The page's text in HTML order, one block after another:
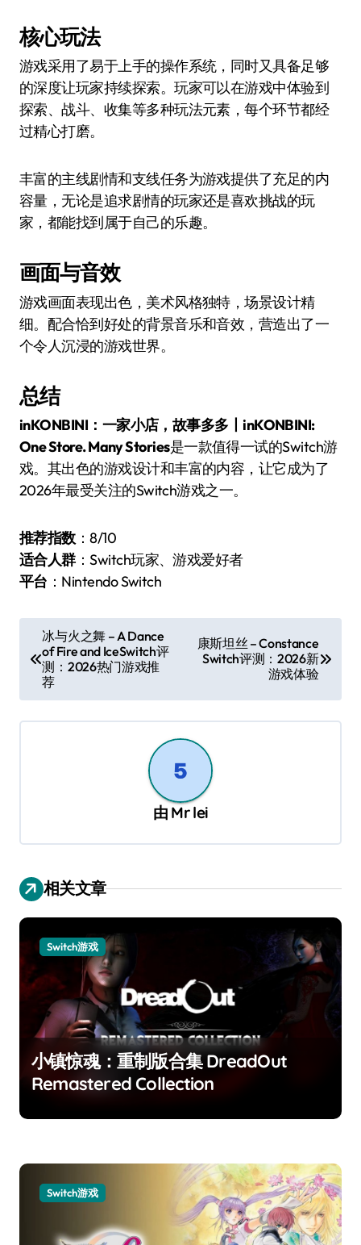
核心玩法
游戏采用了易于上手的操作系统，同时又具备足够
的深度让玩家持续探索。玩家可以在游戏中体验到
探索、战斗、收集等多种玩法元素，每个环节都经
过精心打磨。
丰富的主线剧情和支线任务为游戏提供了充足的内
容量，无论是追求剧情的玩家还是喜欢挑战的玩
家，都能找到属于自己的乐趣。
画面与音效
游戏画面表现出色，美术风格独特，场景设计精
细。配合恰到好处的背景音乐和音效，营造出了一
个令人沉浸的游戏世界。
总结
inKONBINI：一家小店，故事多多丨inKONBINI:
One Store. Many Stories是一款值得一试的Switch游
戏。其出色的游戏设计和丰富的内容，让它成为了
2026年最受关注的Switch游戏之一。
推荐指数：8/10
适合人群：Switch玩家、游戏爱好者
平台 ：Nintendo Switch
章
冰与火之舞 – A Dance
of Fire and IceSwitch评
测：2026热门游戏推
荐
康斯坦丝 – Constance
Switch评测：2026新
游戏体验
由 Mr lei
相关文章
Switch游戏
小镇惊魂：重制版合集 DreadOut
Remastered Collection
Switch游戏